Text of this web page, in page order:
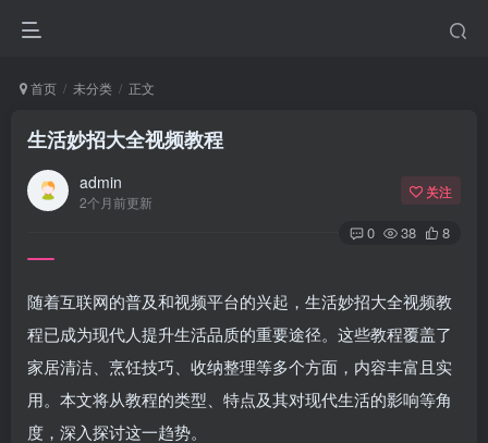
首页 未分类 正文
生活妙招大全视频教程
admin
2个月前更新
关注
0 38 8
随着互联网的普及和视频平台的兴起，生活妙招大全视频教
程已成为现代人提升生活品质的重要途径。这些教程覆盖了
家居清洁、烹饪技巧、收纳整理等多个方面，内容丰富且实
用。本文将从教程的类型、特点及其对现代生活的影响等角
度，深入探讨这一趋势。